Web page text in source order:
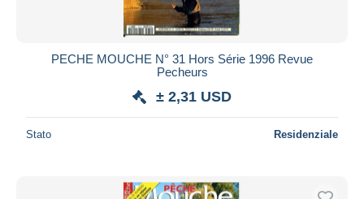
PECHE MOUCHE N° 31 Hors Série 1996 Revue
Pecheurs
± 2,31 USD
Stato Residenziale